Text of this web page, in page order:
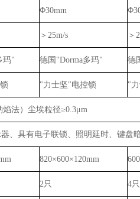
Φ30mm
＞25m/s ＞
玛" 德国"Dorma多玛" 德
"力士坚"电控锁 "
焰法）尘埃粒径≥0.3μm
、具有电子联锁、照明延时、键盘
820×600×120mm
2只 4只